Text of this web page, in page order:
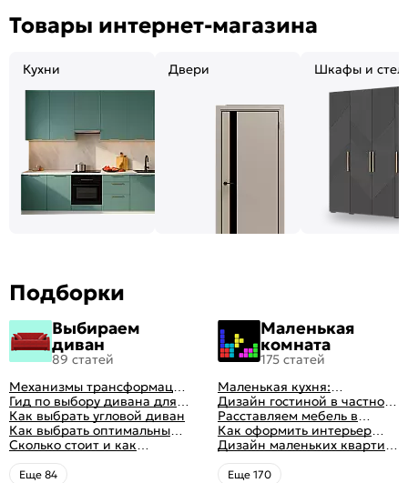
Товары интернет-магазина
Кухни Двери Шкафы и
Подборки
Выбираем
диван
89 статей
Механизмы трансформации
диванов: все виды,
особенности, плюсы и
минусы
Гид по выбору дивана для
сна
Как выбрать угловой диван
Как выбрать оптимальный
цвет стен в гостиной: 50
фото и идей оформления
Сколько стоит и как
перетянуть диван
Eще 84
Маленькая
комната
175 статей
Маленькая кухня:
планировка, стили, цвет и
рисунок, реальные фото
Дизайн гостиной в частном
доме: 50 вариантов с фото
Расставляем мебель в
гостиной: главные правила
рациональной планировки
Как оформить интерьер
однокомнатной квартиры:
47 классных идей с фото
Дизайн маленьких квартир:
10 идей для дизайна
интерьера с фото
Eще 170